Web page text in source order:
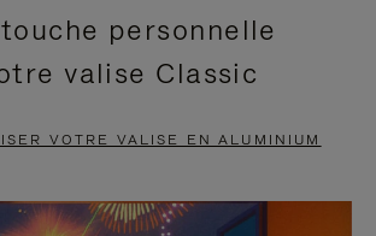
personnelle
valise Classic
VOTRE VALISE EN ALUMINIUM